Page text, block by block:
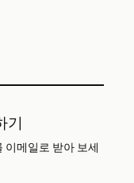
기
이메일로 받아 보세